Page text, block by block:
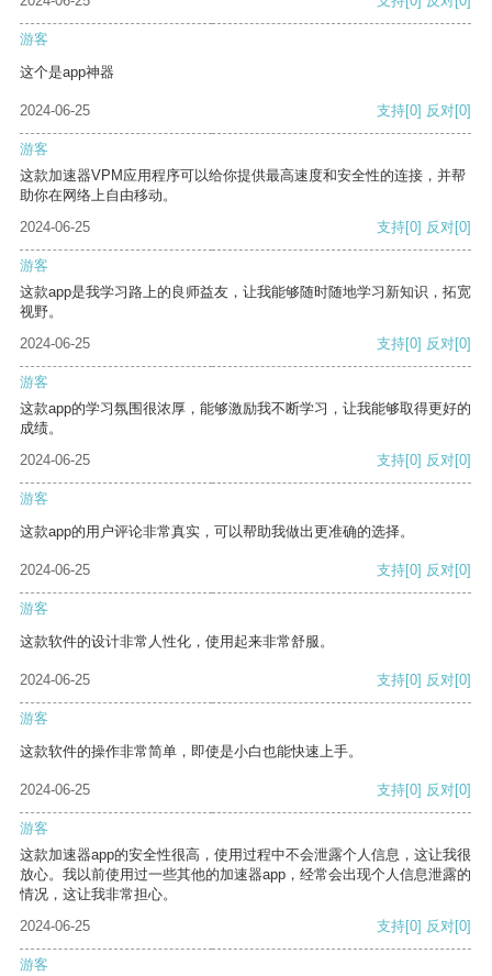
游客
这个是app神器
2024-06-25 支持[0] 反对[0]
游客
这款加速器VPM应用程序可以给你提供最高速度和安全性的连接，并帮
助你在网络上自由移动。
2024-06-25
支持[0] 反对[0]
游客
这款app是我学习路上的良师益友，让我能够随时随地学习新知识，拓宽
视野。
2024-06-25
支持[0] 反对[0]
游客
这款app的学习氛围很浓厚，能够激励我不断学习，让我能够取得更好的
成绩。
2024-06-25
支持[0] 反对[0]
游客
这款app的用户评论非常真实，可以帮助我做出更准确的选择。
2024-06-25 支持[0] 反对[0]
游客
这款软件的设计非常人性化，使用起来非常舒服。
2024-06-25 支持[0] 反对[0]
游客
这款软件的操作非常简单，即使是小白也能快速上手。
2024-06-25 支持[0] 反对[0]
游客
这款加速器app的安全性很高，使用过程中不会泄露个人信息，这让我很
放心。我以前使用过一些其他的加速器app，经常会出现个人信息泄露的
情况，这让我非常担心。
2024-06-25
支持[0] 反对[0]
游客